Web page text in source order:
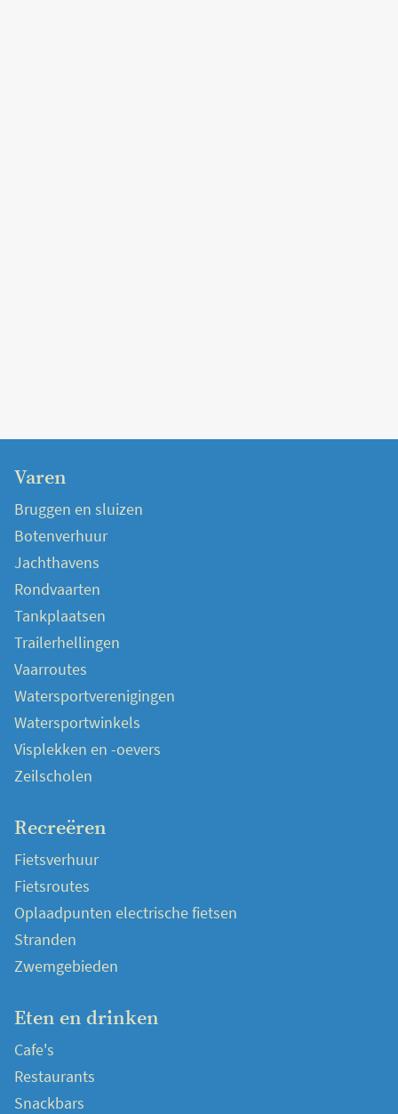
Varen
Bruggen en sluizen
Botenverhuur
Jachthavens
Rondvaarten
Tankplaatsen
Trailerhellingen
Vaarroutes
Watersportverenigingen
Watersportwinkels
Visplekken en -oevers
Zeilscholen
Recreëren
Fietsverhuur
Fietsroutes
Oplaadpunten electrische fietsen
Stranden
Zwemgebieden
Eten en drinken
Cafe's
Restaurants
Snackbars